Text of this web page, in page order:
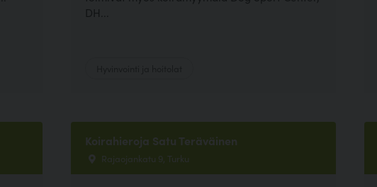
DH...
Koirahieroja Satu Teräväinen
Rajaojankatu 9, Turku